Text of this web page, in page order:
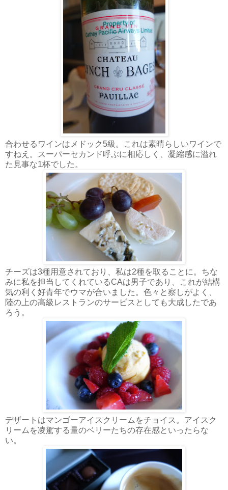
合わせるワインはメドック5級。これは素晴らしいワインで
すねえ。スーパーセカンド呼ぶに相応しく、凝縮感に溢れ
た見事な1杯でした。
チーズは3種用意されており、私は2種を取ることに。ちな
みに私を担当してくれているCAは男子であり、これが結構
気の利く好青年でウマが合いました。色々と察しがよく、
陸の上の高級レストランのサービスとしても大成したであ
ろう。
デザートはマンゴーアイスクリームをチョイス。アイスク
リームを凌駕する量のベリーたちの存在感といったらな
い。